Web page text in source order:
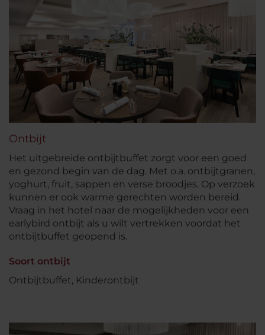
Ontbijt
Het uitgebreide ontbijtbuffet zorgt voor een goed
en gezond begin van de dag. Met o.a. ontbijtgranen,
yoghurt, fruit, sappen en verse broodjes. Op verzoek
kunnen er ook warme gerechten worden bereid.
Vraag in het hotel naar de mogelijkheden voor een
earlybird ontbijt als u wilt vertrekken voordat het
ontbijtbuffet geopend is.
Soort ontbijt
Ontbijtbuffet, Kinderontbijt